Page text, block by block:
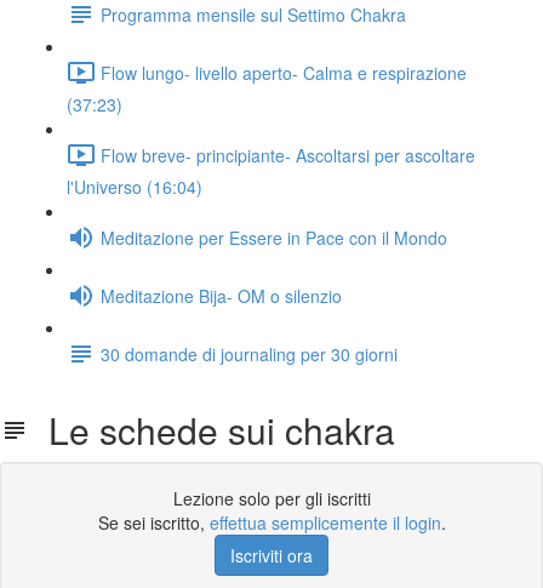
Programma mensile sul Settimo Chakra
Flow lungo- livello aperto- Calma e respirazione
(37:23)
Flow breve- principiante- Ascoltarsi per ascoltare
l'Universo (16:04)
Meditazione per Essere in Pace con il Mondo
Meditazione Bija- OM o silenzio
30 domande di journaling per 30 giorni
Le schede sui chakra
Lezione solo per gli iscritti
Se sei iscritto, effettua semplicemente il login.
Iscriviti ora